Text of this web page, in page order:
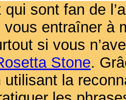
qui sont fan de
vous entraîner à
si vous
Stone.
utilisant la